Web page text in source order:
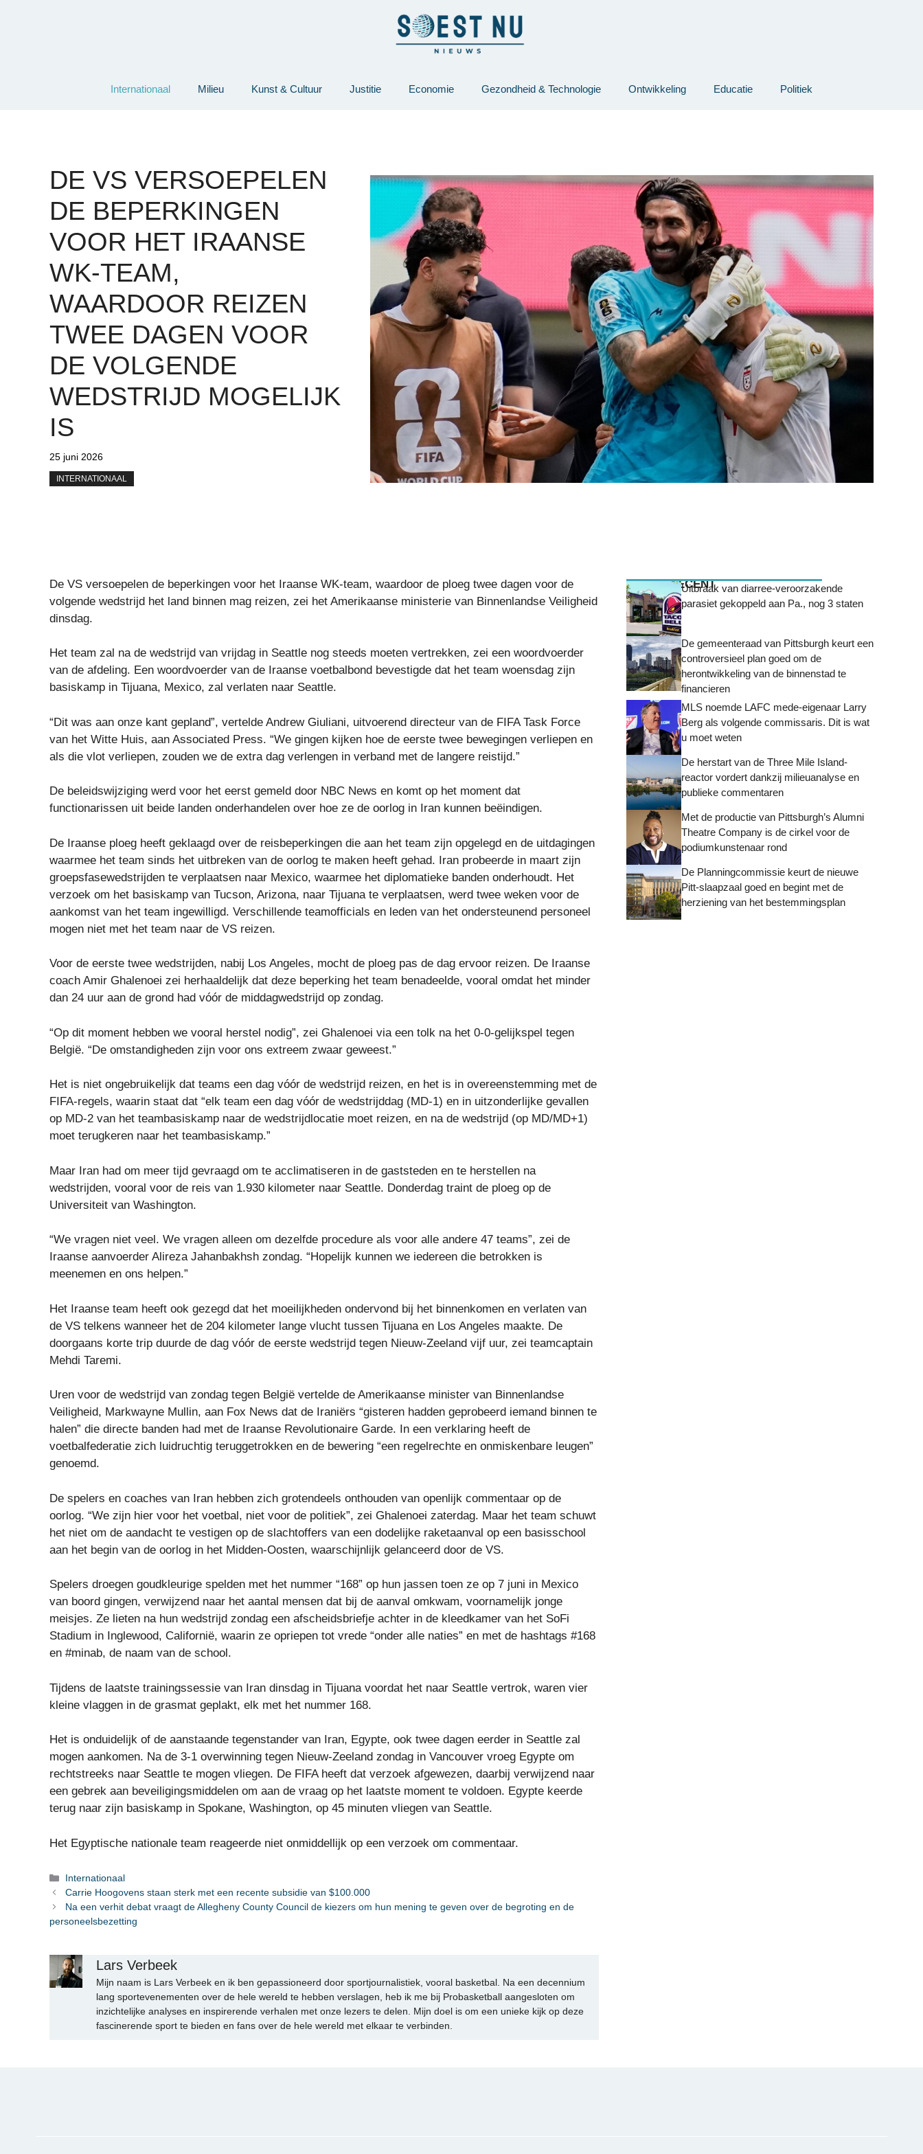
Internationaal Milieu Kunst & Cultuur Justitie Economie Gezondheid & Technologie Ontwikkeling Educatie Politiek
DE VS VERSOEPELEN
DE BEPERKINGEN
VOOR HET IRAANSE
WK-TEAM,
WAARDOOR REIZEN
TWEE DAGEN VOOR
DE VOLGENDE
WEDSTRIJD MOGELIJK
IS
25 juni 2026
INTERNATIONAAL
De VS versoepelen de beperkingen voor het Iraanse WK-team, waardoor de ploeg twee dagen voor de
volgende wedstrijd het land binnen mag reizen, zei het Amerikaanse ministerie van Binnenlandse Veiligheid
dinsdag.
Het team zal na de wedstrijd van vrijdag in Seattle nog steeds moeten vertrekken, zei een woordvoerder
van de afdeling. Een woordvoerder van de Iraanse voetbalbond bevestigde dat het team woensdag zijn
basiskamp in Tijuana, Mexico, zal verlaten naar Seattle.
“Dit was aan onze kant gepland”, vertelde Andrew Giuliani, uitvoerend directeur van de FIFA Task Force
van het Witte Huis, aan Associated Press. “We gingen kijken hoe de eerste twee bewegingen verliepen en
als die vlot verliepen, zouden we de extra dag verlengen in verband met de langere reistijd.”
De beleidswijziging werd voor het eerst gemeld door NBC News en komt op het moment dat
functionarissen uit beide landen onderhandelen over hoe ze de oorlog in Iran kunnen beëindigen.
De Iraanse ploeg heeft geklaagd over de reisbeperkingen die aan het team zijn opgelegd en de uitdagingen
waarmee het team sinds het uitbreken van de oorlog te maken heeft gehad. Iran probeerde in maart zijn
groepsfasewedstrijden te verplaatsen naar Mexico, waarmee het diplomatieke banden onderhoudt. Het
verzoek om het basiskamp van Tucson, Arizona, naar Tijuana te verplaatsen, werd twee weken voor de
aankomst van het team ingewilligd. Verschillende teamofficials en leden van het ondersteunend personeel
mogen niet met het team naar de VS reizen.
Voor de eerste twee wedstrijden, nabij Los Angeles, mocht de ploeg pas de dag ervoor reizen. De Iraanse
coach Amir Ghalenoei zei herhaaldelijk dat deze beperking het team benadeelde, vooral omdat het minder
dan 24 uur aan de grond had vóór de middagwedstrijd op zondag.
“Op dit moment hebben we vooral herstel nodig”, zei Ghalenoei via een tolk na het 0-0-gelijkspel tegen
België. “De omstandigheden zijn voor ons extreem zwaar geweest.”
Het is niet ongebruikelijk dat teams een dag vóór de wedstrijd reizen, en het is in overeenstemming met de
FIFA-regels, waarin staat dat “elk team een ​​dag vóór de wedstrijddag (MD-1) en in uitzonderlijke gevallen
op MD-2 van het teambasiskamp naar de wedstrijdlocatie moet reizen, en na de wedstrijd (op MD/MD+1)
moet terugkeren naar het teambasiskamp.”
Maar Iran had om meer tijd gevraagd om te acclimatiseren in de gaststeden en te herstellen na
wedstrijden, vooral voor de reis van 1.930 kilometer naar Seattle. Donderdag traint de ploeg op de
Universiteit van Washington.
“We vragen niet veel. We vragen alleen om dezelfde procedure als voor alle andere 47 teams”, zei de
Iraanse aanvoerder Alireza Jahanbakhsh zondag. “Hopelijk kunnen we iedereen die betrokken is
meenemen en ons helpen.”
Het Iraanse team heeft ook gezegd dat het moeilijkheden ondervond bij het binnenkomen en verlaten van
de VS telkens wanneer het de 204 kilometer lange vlucht tussen Tijuana en Los Angeles maakte. De
doorgaans korte trip duurde de dag vóór de eerste wedstrijd tegen Nieuw-Zeeland vijf uur, zei teamcaptain
Mehdi Taremi.
Uren voor de wedstrijd van zondag tegen België vertelde de Amerikaanse minister van Binnenlandse
Veiligheid, Markwayne Mullin, aan Fox News dat de Iraniërs “gisteren hadden geprobeerd iemand binnen te
halen” die directe banden had met de Iraanse Revolutionaire Garde. In een verklaring heeft de
voetbalfederatie zich luidruchtig teruggetrokken en de bewering “een regelrechte en onmiskenbare leugen”
genoemd.
De spelers en coaches van Iran hebben zich grotendeels onthouden van openlijk commentaar op de
oorlog. “We zijn hier voor het voetbal, niet voor de politiek”, zei Ghalenoei zaterdag. Maar het team schuwt
het niet om de aandacht te vestigen op de slachtoffers van een dodelijke raketaanval op een basisschool
aan het begin van de oorlog in het Midden-Oosten, waarschijnlijk gelanceerd door de VS.
Spelers droegen goudkleurige spelden met het nummer “168” op hun jassen toen ze op 7 juni in Mexico
van boord gingen, verwijzend naar het aantal mensen dat bij de aanval omkwam, voornamelijk jonge
meisjes. Ze lieten na hun wedstrijd zondag een afscheidsbriefje achter in de kleedkamer van het SoFi
Stadium in Inglewood, Californië, waarin ze opriepen tot vrede “onder alle naties” en met de hashtags #168
en #minab, de naam van de school.
Tijdens de laatste trainingssessie van Iran dinsdag in Tijuana voordat het naar Seattle vertrok, waren vier
kleine vlaggen in de grasmat geplakt, elk met het nummer 168.
Het is onduidelijk of de aanstaande tegenstander van Iran, Egypte, ook twee dagen eerder in Seattle zal
mogen aankomen. Na de 3-1 overwinning tegen Nieuw-Zeeland zondag in Vancouver vroeg Egypte om
rechtstreeks naar Seattle te mogen vliegen. De FIFA heeft dat verzoek afgewezen, daarbij verwijzend naar
een gebrek aan beveiligingsmiddelen om aan de vraag op het laatste moment te voldoen. Egypte keerde
terug naar zijn basiskamp in Spokane, Washington, op 45 minuten vliegen van Seattle.
Het Egyptische nationale team reageerde niet onmiddellijk op een verzoek om commentaar.
Categorieën
Internationaal
Carrie Hoogovens staan ​​sterk met een recente subsidie ​​van $100.000
Na een verhit debat vraagt ​​de Allegheny County Council de kiezers om hun mening te geven over de begroting en de
personeelsbezetting
Lars Verbeek
Mijn naam is Lars Verbeek en ik ben gepassioneerd door sportjournalistiek, vooral basketbal. Na een decennium
lang sportevenementen over de hele wereld te hebben verslagen, heb ik me bij Probasketball aangesloten om
inzichtelijke analyses en inspirerende verhalen met onze lezers te delen. Mijn doel is om een unieke kijk op deze
fascinerende sport te bieden en fans over de hele wereld met elkaar te verbinden.
MEEST RECENTUitbraak van diarree-veroorzakende
parasiet gekoppeld aan Pa., nog 3 staten
De gemeenteraad van Pittsburgh keurt een
controversieel plan goed om de
herontwikkeling van de binnenstad te
financieren
MLS noemde LAFC mede-eigenaar Larry
Berg als volgende commissaris. Dit is wat
u moet weten
De herstart van de Three Mile Island-
reactor vordert dankzij milieuanalyse en
publieke commentaren
Met de productie van Pittsburgh’s Alumni
Theatre Company is de cirkel voor de
podiumkunstenaar rond
De Planningcommissie keurt de nieuwe
Pitt-slaapzaal goed en begint met de
herziening van het bestemmingsplan